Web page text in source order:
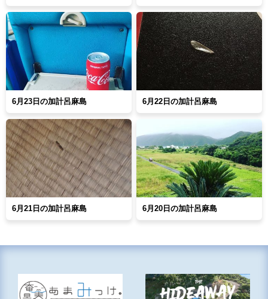
6月23日の加計呂麻島 6月22日の加計呂麻島
6月21日の加計呂麻島 6月20日の加計呂麻島